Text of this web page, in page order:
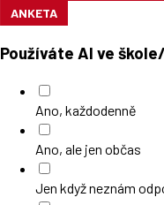
ANKETA
Používáte AI ve
Ano, každodenně
Ano, ale jen občas
Jen když neznám